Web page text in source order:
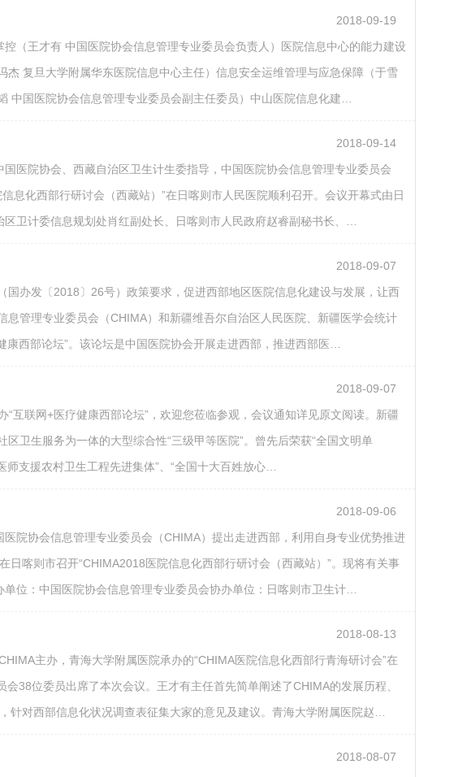
2018-09-19
（王才有 中国医院协会信息管理专业委员会负责人）医院信息中心的能力建设
复旦大学附属华东医院信息中心主任）信息安全运维管理与应急保障（于雪
中国医院协会信息管理专业委员会副主任委员）中山医院信息化建…
2018-09-14
医院协会、西藏自治区卫生计生委指导，中国医院协会信息管理专业委员会
息化西部行研讨会（西藏站）”在日喀则市人民医院顺利召开。会议开幕式由日
卫计委信息规划处肖红副处长、日喀则市人民政府赵睿副秘书长、…
2018-09-07
办发〔2018〕26号）政策要求，促进西部地区医院信息化建设与发展，让西
管理专业委员会（CHIMA）和新疆维吾尔自治区人民医院、新疆医学会统计
西部论坛”。该论坛是中国医院协会开展走进西部，推进西部医…
2018-09-07
互联网+医疗健康西部论坛”，欢迎您莅临参观，会议通知详见原文阅读。新疆
卫生服务为一体的大型综合性“三级甲等医院”。曾先后荣获“全国文明单
师支援农村卫生工程先进集体”、“全国十大百姓放心…
2018-09-06
院协会信息管理专业委员会（CHIMA）提出走进西部，利用自身专业优势推进
喀则市召开“CHIMA2018医院信息化西部行研讨会（西藏站）”。现将有关事
位：中国医院协会信息管理专业委员会协办单位：日喀则市卫生计…
2018-08-13
主办，青海大学附属医院承办的“CHIMA医院信息化西部行青海研讨会”在
38位委员出席了本次会议。王才有主任首先简单阐述了CHIMA的发展历程、
对西部信息化状况调查表征集大家的意见及建议。青海大学附属医院赵…
2018-08-07